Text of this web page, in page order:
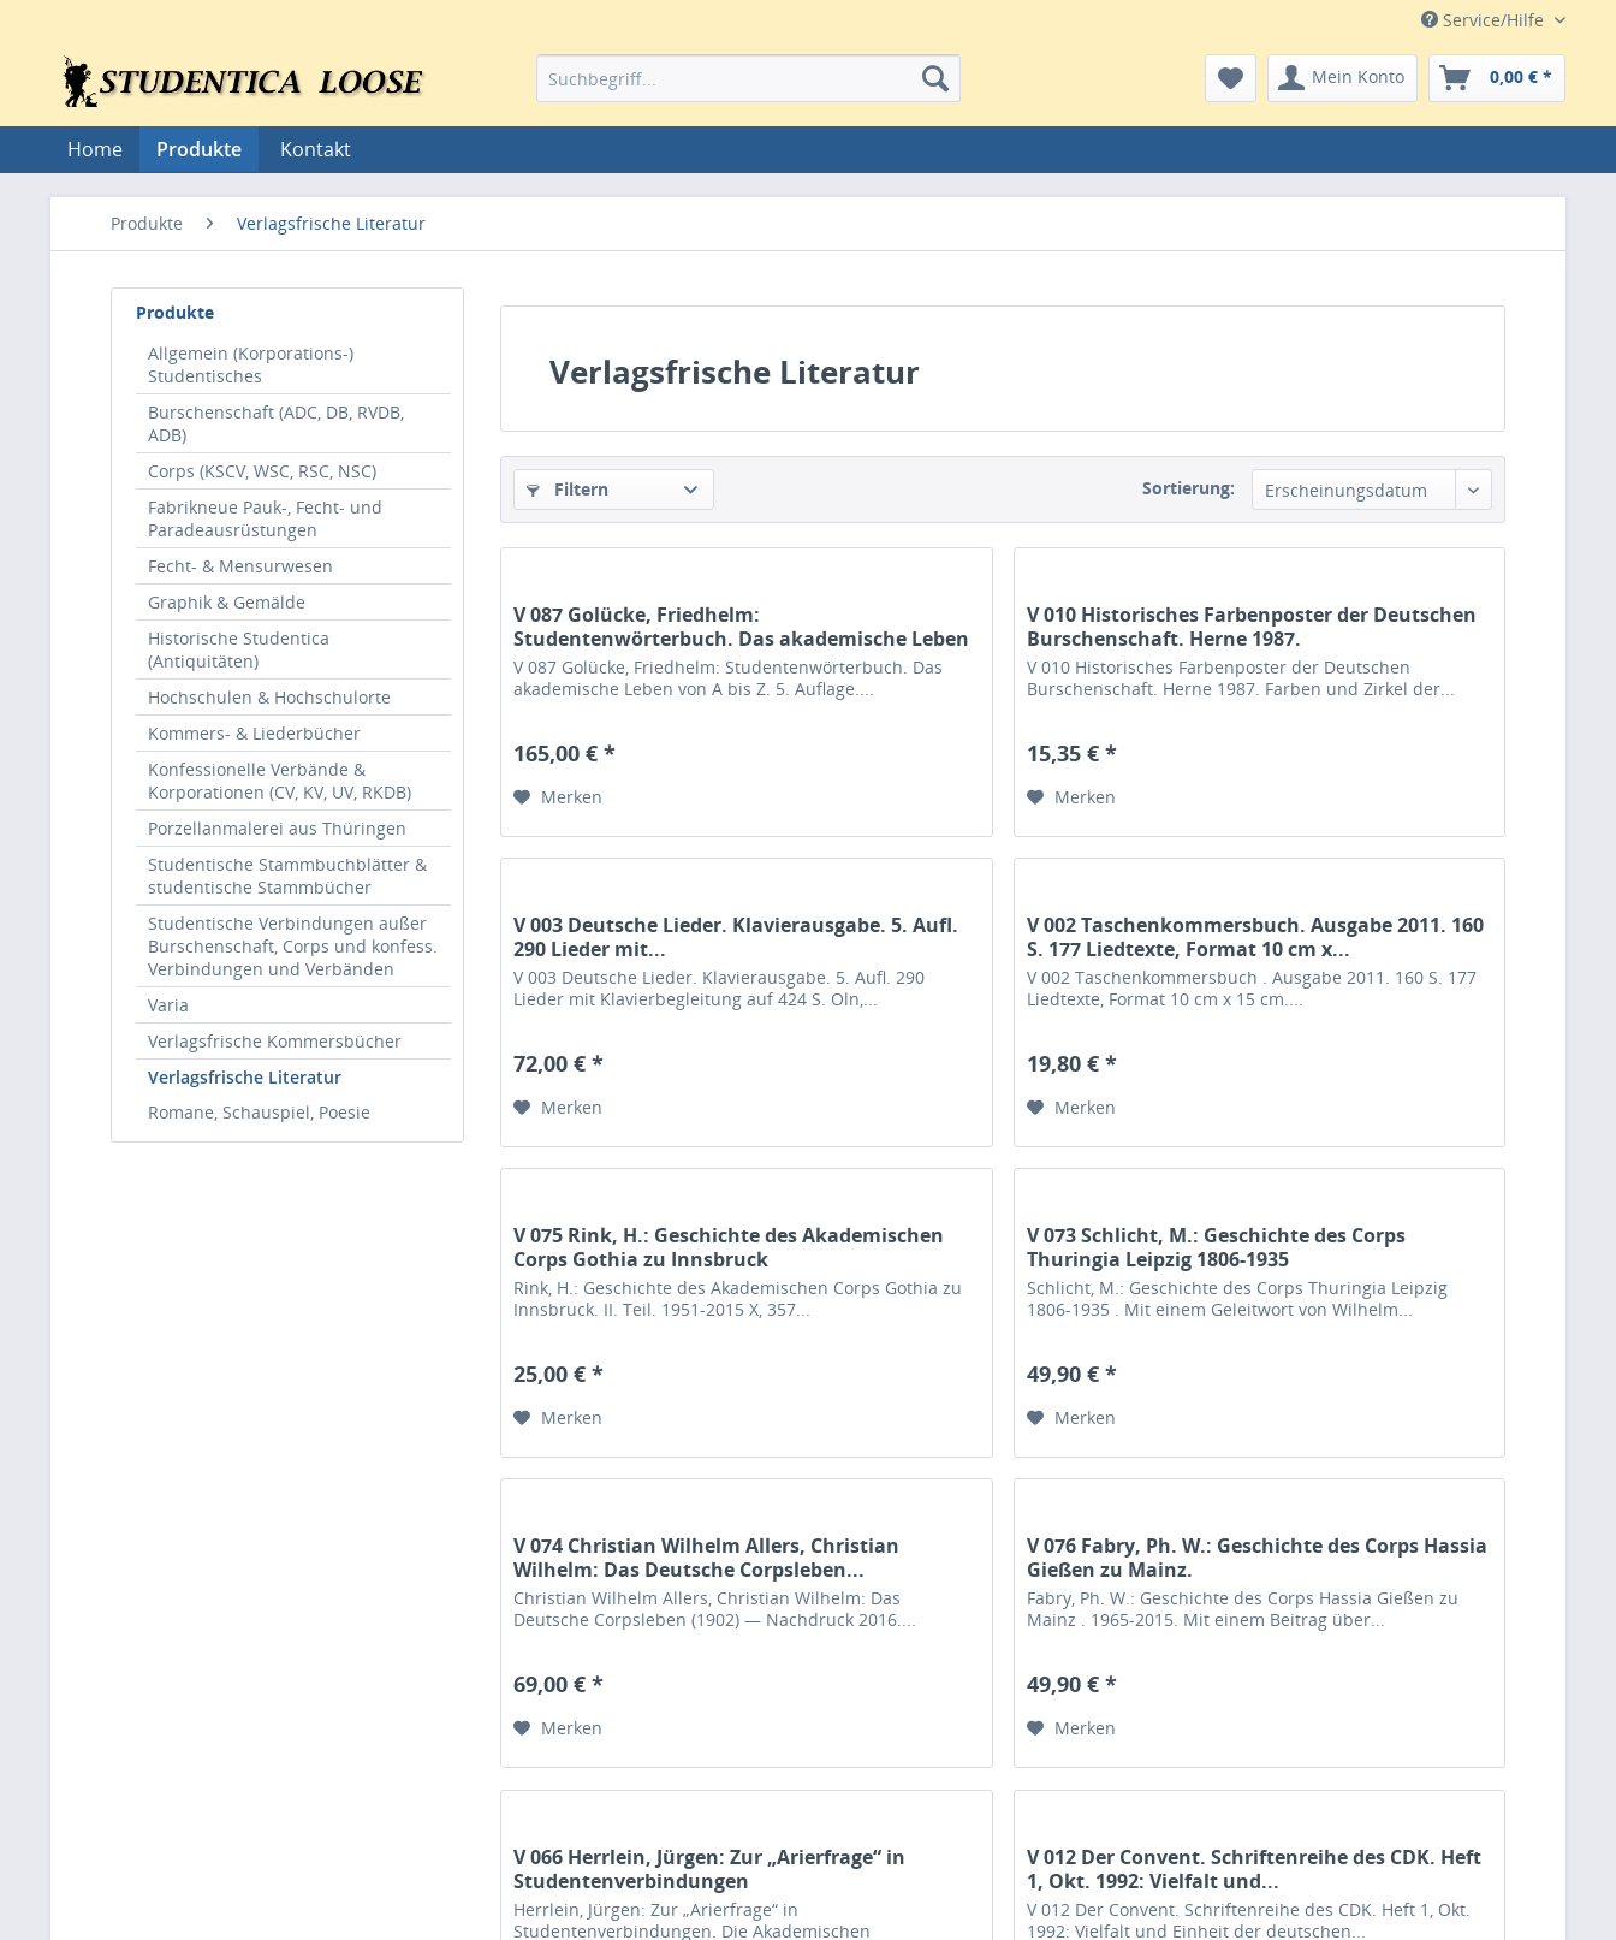
Service/Hilfe
Mein Konto 0,00 € *
Home Produkte Kontakt
Produkte Verlagsfrische Literatur
Produkte
Allgemein (Korporations-)
Studentisches
Burschenschaft (ADC, DB, RVDB,
ADB)
Corps (KSCV, WSC, RSC, NSC)
Fabrikneue Pauk-, Fecht- und
Paradeausrüstungen
Fecht- & Mensurwesen
Graphik & Gemälde
Historische Studentica
(Antiquitäten)
Hochschulen & Hochschulorte
Kommers- & Liederbücher
Konfessionelle Verbände &
Korporationen (CV, KV, UV, RKDB)
Porzellanmalerei aus Thüringen
Studentische Stammbuchblätter &
studentische Stammbücher
Studentische Verbindungen außer
Burschenschaft, Corps und konfess.
Verbindungen und Verbänden
Varia
Verlagsfrische Kommersbücher
Verlagsfrische Literatur
Romane, Schauspiel, Poesie
Verlagsfrische Literatur
Filtern Sortierung: Erscheinungsdatum
V 087 Golücke, Friedhelm:
Studentenwörterbuch. Das akademische Leben
von A...
V 087 Golücke, Friedhelm: Studentenwörterbuch. Das
akademische Leben von A bis Z. 5. Auflage....
165,00 € *
Merken
V 010 Historisches Farbenposter der Deutschen
Burschenschaft. Herne 1987.
V 010 Historisches Farbenposter der Deutschen
Burschenschaft. Herne 1987. Farben und Zirkel der...
15,35 € *
Merken
V 003 Deutsche Lieder. Klavierausgabe. 5. Aufl.
290 Lieder mit...
V 003 Deutsche Lieder. Klavierausgabe. 5. Aufl. 290
Lieder mit Klavierbegleitung auf 424 S. Oln,...
72,00 € *
Merken
V 002 Taschenkommersbuch. Ausgabe 2011. 160
S. 177 Liedtexte, Format 10 cm x...
V 002 Taschenkommersbuch . Ausgabe 2011. 160 S. 177
Liedtexte, Format 10 cm x 15 cm....
19,80 € *
Merken
V 075 Rink, H.: Geschichte des Akademischen
Corps Gothia zu Innsbruck
Rink, H.: Geschichte des Akademischen Corps Gothia zu
Innsbruck. II. Teil. 1951-2015 X, 357...
25,00 € *
Merken
V 073 Schlicht, M.: Geschichte des Corps
Thuringia Leipzig 1806-1935
Schlicht, M.: Geschichte des Corps Thuringia Leipzig
1806-1935 . Mit einem Geleitwort von Wilhelm...
49,90 € *
Merken
V 074 Christian Wilhelm Allers, Christian
Wilhelm: Das Deutsche Corpsleben...
Christian Wilhelm Allers, Christian Wilhelm: Das
Deutsche Corpsleben (1902) — Nachdruck 2016....
69,00 € *
Merken
V 076 Fabry, Ph. W.: Geschichte des Corps Hassia
Gießen zu Mainz.
Fabry, Ph. W.: Geschichte des Corps Hassia Gießen zu
Mainz . 1965-2015. Mit einem Beitrag über...
49,90 € *
Merken
V 066 Herrlein, Jürgen: Zur „Arierfrage“ in
Studentenverbindungen
Herrlein, Jürgen: Zur „Arierfrage“ in
Studentenverbindungen. Die Akademischen
V 012 Der Convent. Schriftenreihe des CDK. Heft
1, Okt. 1992: Vielfalt und...
V 012 Der Convent. Schriftenreihe des CDK. Heft 1, Okt.
1992: Vielfalt und Einheit der deutschen...